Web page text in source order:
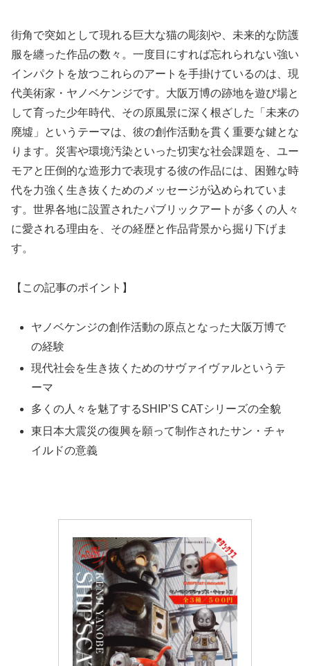
街角で突如として現れる巨大な猫の彫刻や、未来的な防護
服を纏った作品の数々。一度目にすれば忘れられない強い
インパクトを放つこれらのアートを手掛けているのは、現
代美術家・ヤノベケンジです。大阪万博の跡地を遊び場と
して育った少年時代、その原風景に深く根ざした「未来の
廃墟」というテーマは、彼の創作活動を貫く重要な鍵とな
ります。災害や環境汚染といった切実な社会課題を、ユー
モアと圧倒的な造形力で表現する彼の作品には、困難な時
代を力強く生き抜くためのメッセージが込められていま
す。世界各地に設置されたパブリックアートが多くの人々
に愛される理由を、その経歴と作品背景から掘り下げま
す。
【この記事のポイント】
ヤノベケンジの創作活動の原点となった大阪万博で
の経験
現代社会を生き抜くためのサヴァイヴァルというテ
ーマ
多くの人々を魅了するSHIP’S CATシリーズの全貌
東日本大震災の復興を願って制作されたサン・チャ
イルドの意義